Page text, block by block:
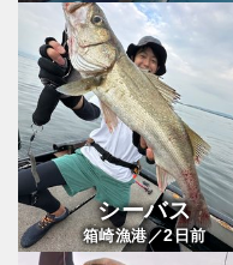
シーバス
箱崎漁港／2日前